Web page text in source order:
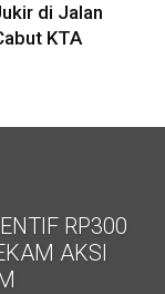
di Jalan
KTA
RP300
AKSI